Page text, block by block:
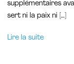
supplémentaires
sert ni la paix ni […]
Lire la suite